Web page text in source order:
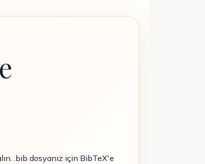
.bib dosyanız için BibTeX'e